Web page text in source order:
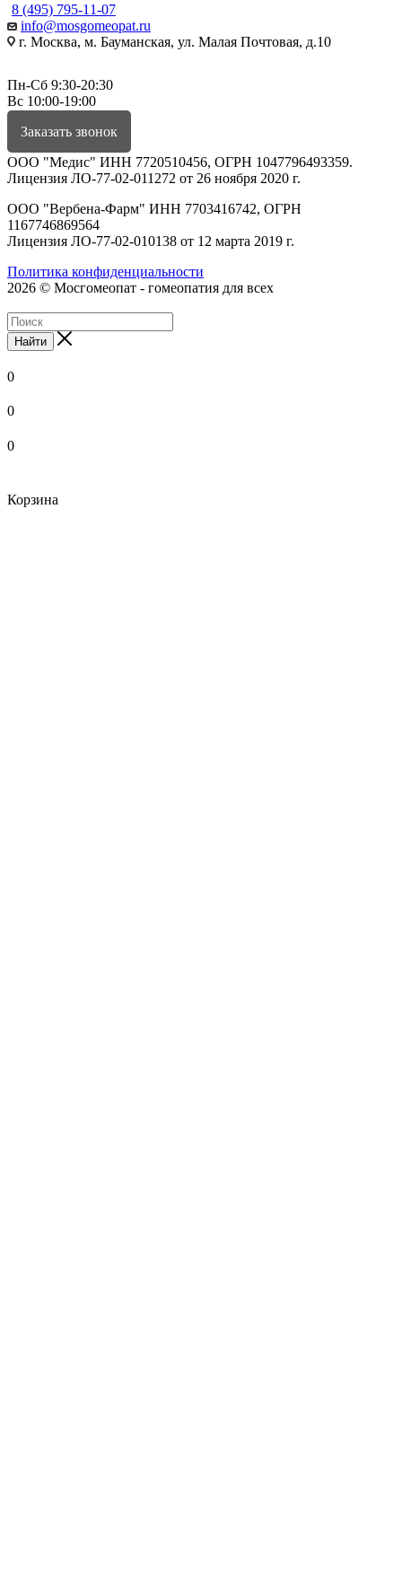
8 (495) 795-11-07
info@mosgomeopat.ru
г. Москва, м. Бауманская, ул. Малая Почтовая, д.10
Пн-Сб 9:30-20:30
Вс 10:00-19:00
Заказать звонок
ООО "Медис" ИНН 7720510456, ОГРН 1047796493359.
Лицензия ЛО-77-02-011272 от 26 ноября 2020 г.
ООО "Вербена-Фарм" ИНН 7703416742, ОГРН
1167746869564
Лицензия ЛО-77-02-010138 от 12 марта 2019 г.
Политика конфиденциальности
2026 © Мосгомеопат - гомеопатия для всех
Найти
0
0
0
Корзина